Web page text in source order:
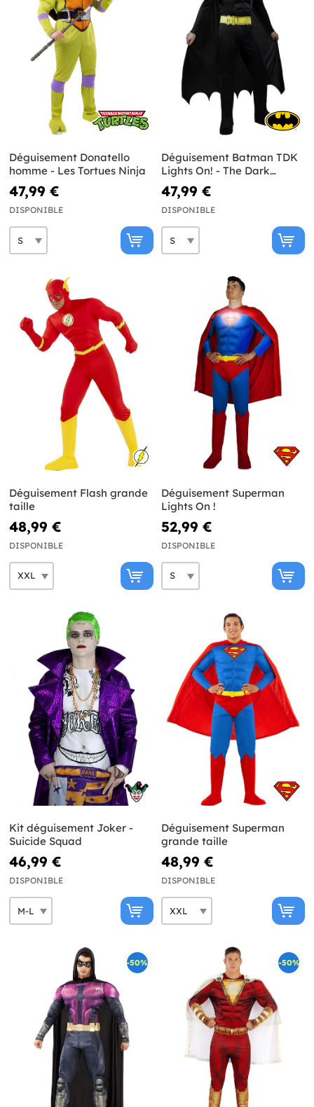
Déguisement Donatello
homme - Les Tortues Ninja
47,99 €
DISPONIBLE
Déguisement Batman TDK
Lights On! - The Dark
Knight
47,99 €
DISPONIBLE
Déguisement Flash grande
taille
48,99 €
DISPONIBLE
Déguisement Superman
Lights On !
52,99 €
DISPONIBLE
Kit déguisement Joker -
Suicide Squad
46,99 €
DISPONIBLE
Déguisement Superman
grande taille
48,99 €
DISPONIBLE
-50% -50%